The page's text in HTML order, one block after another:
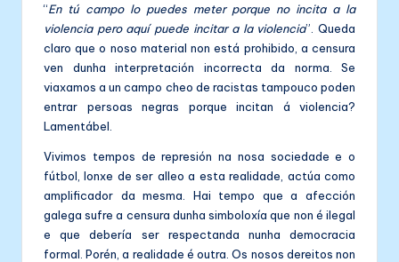
“En tú campo lo puedes meter porque no incita a la
violencia pero aquí puede incitar a la violencia”. Queda
claro que o noso material non está prohibido, a censura
ven dunha interpretación incorrecta da norma. Se
viaxamos a un campo cheo de racistas tampouco poden
entrar persoas negras porque incitan á violencia?
Lamentábel.
Vivimos tempos de represión na nosa sociedade e o
fútbol, lonxe de ser alleo a esta realidade, actúa como
amplificador da mesma. Hai tempo que a afección
galega sufre a censura dunha simboloxía que non é ilegal
e que debería ser respectanda nunha democracia
formal. Porén, a realidade é outra. Os nosos dereitos non